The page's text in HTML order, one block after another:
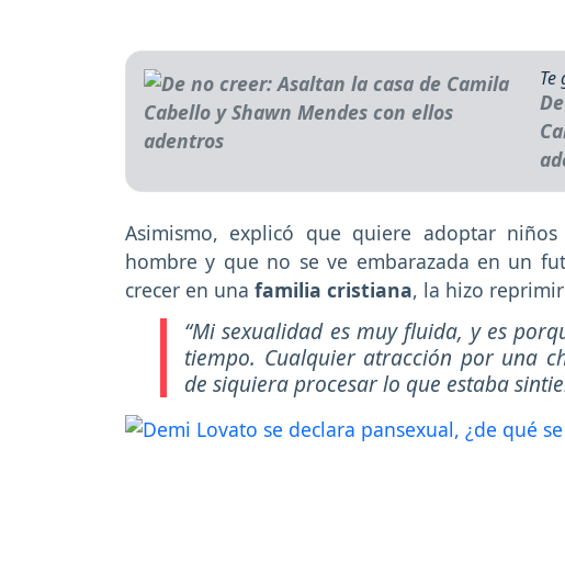
Asimismo, explicó que quiere adoptar
hombre y que no se ve embarazada en un
crecer en una familia cristiana, la hizo
“Mi sexualidad es muy fluida, y es
tiempo. Cualquier atracción por una
de siquiera procesar lo que estaba